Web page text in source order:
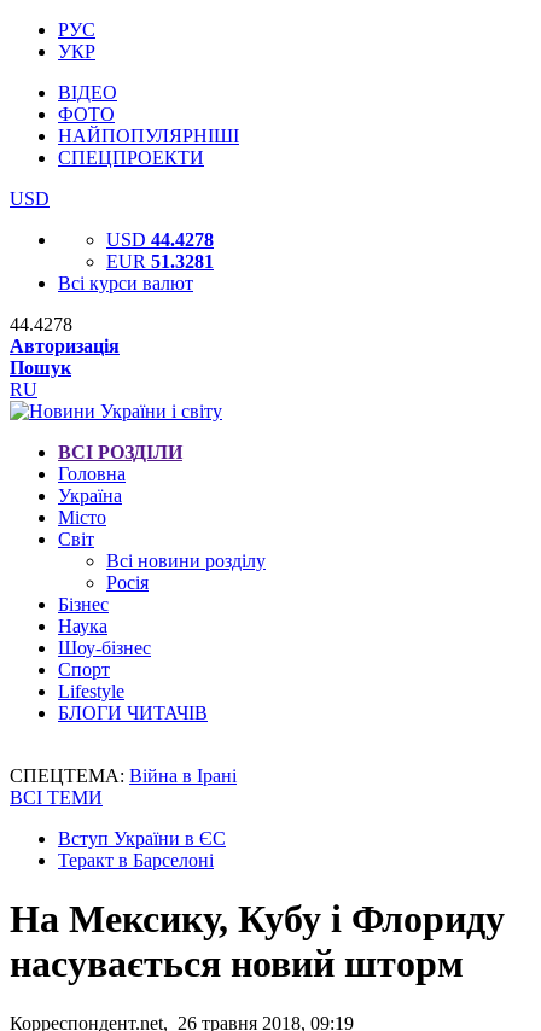
РУС
УКР
ВІДЕО
ФОТО
НАЙПОПУЛЯРНІШІ
СПЕЦПРОЕКТИ
USD
USD 44.4278
EUR 51.3281
Всі курси валют
44.4278
Авторизація
Пошук
RU
ВСІ РОЗДІЛИ
Головна
Україна
Місто
Світ
Всі новини розділу
Росія
Бізнес
Наука
Шоу-бізнес
Спорт
Lifestyle
БЛОГИ ЧИТАЧІВ
СПЕЦТЕМА: Війна в Ірані
ВСІ ТЕМИ
Вступ України в ЄС
Теракт в Барселоні
На Мексику, Кубу і Флориду
насувається новий шторм
Корреспондент.net, 26 травня 2018, 09:19